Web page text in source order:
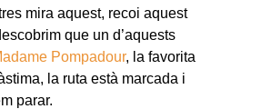
mira aquest, recoi aquest
que un d’aquests
Pompadour, la favorita
la ruta està marcada i
parar.